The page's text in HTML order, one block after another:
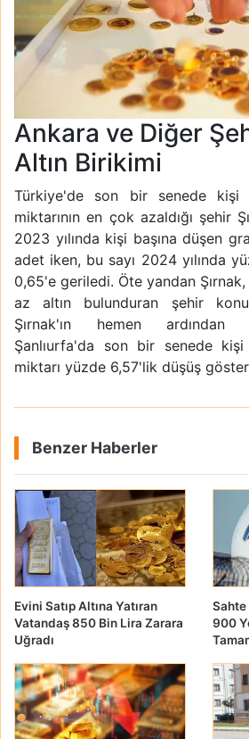
Ankara ve Diğer
Altın Birikimi
Türkiye'de son bir senede kişi
miktarının en çok azaldığı şehir
2023 yılında kişi başına düşen
adet iken, bu sayı 2024 yılında
0,65'e geriledi. Öte yandan
az altın bulunduran şehir
Şırnak'ın hemen ardından
Şanlıurfa'da son bir senede kişi
miktarı yüzde 6,57'lik düşüş
Benzer Haberler
Evini Satıp Altına Yatıran
Vatandaş 850 Bin Lira Zarara
Uğradı
Sahte
900